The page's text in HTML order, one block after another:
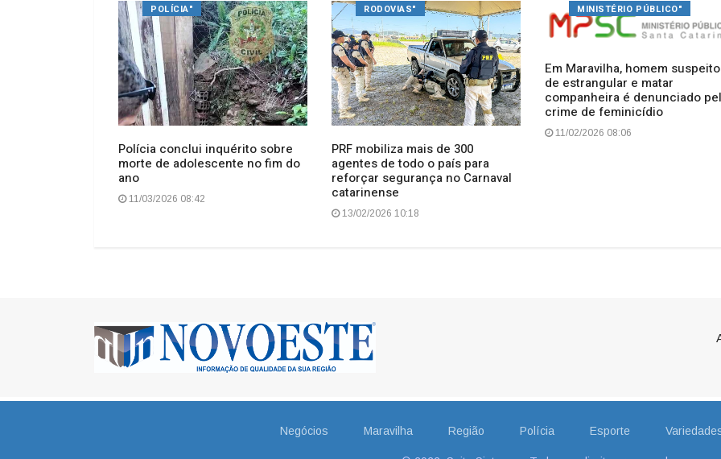
POLÍCIA"
Polícia conclui inquérito sobre
morte de adolescente no fim do
ano
11/03/2026 08:42
RODOVIAS"
PRF mobiliza mais de 300
agentes de todo o país para
reforçar segurança no Carnaval
catarinense
13/02/2026 10:18
MINISTÉRIO PÚBLICO"
Em Maravilha, homem suspeito
de estrangular e matar
companheira é denunciado
crime de feminicídio
11/02/2026 08:06
Negócios Maravilha Região Polícia Esporte